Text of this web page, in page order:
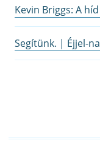
Kevin Briggs: A
Segítünk. | Éjjel-